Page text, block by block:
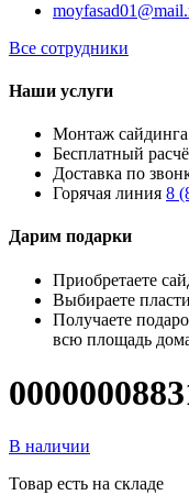
Все сотрудники
Наши услуги
Монтаж сайдинга
Бесплатный
Доставка по
Горячая линия 8
Дарим подарки
Приобретаете
Выбираете
Получаете
всю площадь
В наличии
Товар есть на складе